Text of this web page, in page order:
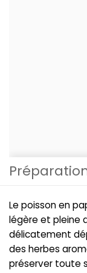
Le poisson en
légère et pleine
délicatement
des herbes
préserver toute